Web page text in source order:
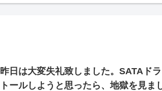
昨日は大変失礼致しました。SATAド
トールしようと思ったら、地獄を見ま